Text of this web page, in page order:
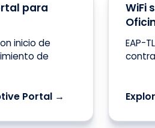
para
inicio de
de
Portal →
WiFi
EAP-